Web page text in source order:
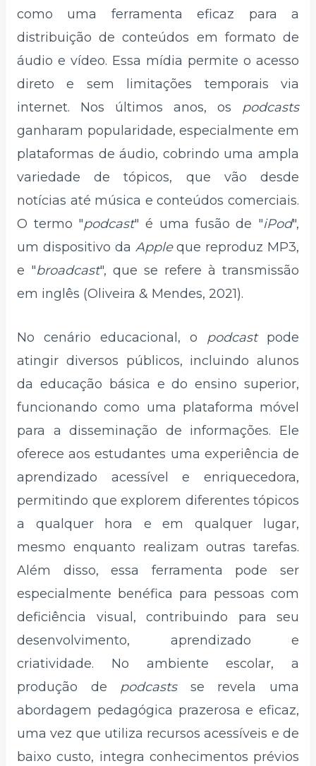
como uma ferramenta eficaz para a
distribuição de conteúdos em formato de
áudio e vídeo. Essa mídia permite o acesso
direto e sem limitações temporais via
internet. Nos últimos anos, os podcasts
ganharam popularidade, especialmente em
plataformas de áudio, cobrindo uma ampla
variedade de tópicos, que vão desde
notícias até música e conteúdos comerciais.
O termo "podcast" é uma fusão de "iPod",
um dispositivo da Appleque reproduz MP3,
e "broadcast", que se refere à transmissão
em inglês (Oliveira & Mendes, 2021).
No cenário educacional, o podcast pode
atingir diversos públicos, incluindo alunos
da educação básica e do ensino superior,
funcionando como uma plataforma móvel
para a disseminação de informações. Ele
oferece aos estudantes uma experiência de
aprendizado acessível e enriquecedora,
permitindo que explorem diferentes tópicos
a qualquer hora e em qualquer lugar,
mesmo enquanto realizam outras tarefas.
Além disso, essa ferramenta pode ser
especialmente benéfica para pessoas com
deficiência visual, contribuindo para seu
desenvolvimento, aprendizado e
criatividade. No ambiente escolar, a
produção de podcasts se revela uma
abordagem pedagógica prazerosa e eficaz,
uma vez que utiliza recursos acessíveis e de
baixo custo, integra conhecimentos prévios